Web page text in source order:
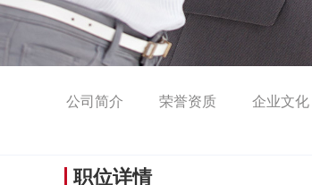
公司简介 荣誉资质 企业文化
职位详情